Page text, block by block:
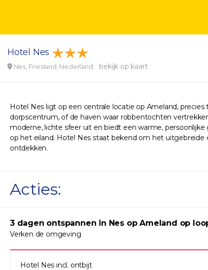
Hotel Nes
Nes, Friesland, Nederland bekijk op kaart
Hotel Nes ligt op een centrale locatie op Ameland,
dorpscentrum, of de haven waar robbentochten
moderne, lichte sfeer uit en biedt een warme,
op het eiland. Hotel Nes staat bekend om het
ontdekken.
Acties:
3 dagen ontspannen in Nes op Ameland op
Verken de omgeving
Hotel Nes incl. ontbijt